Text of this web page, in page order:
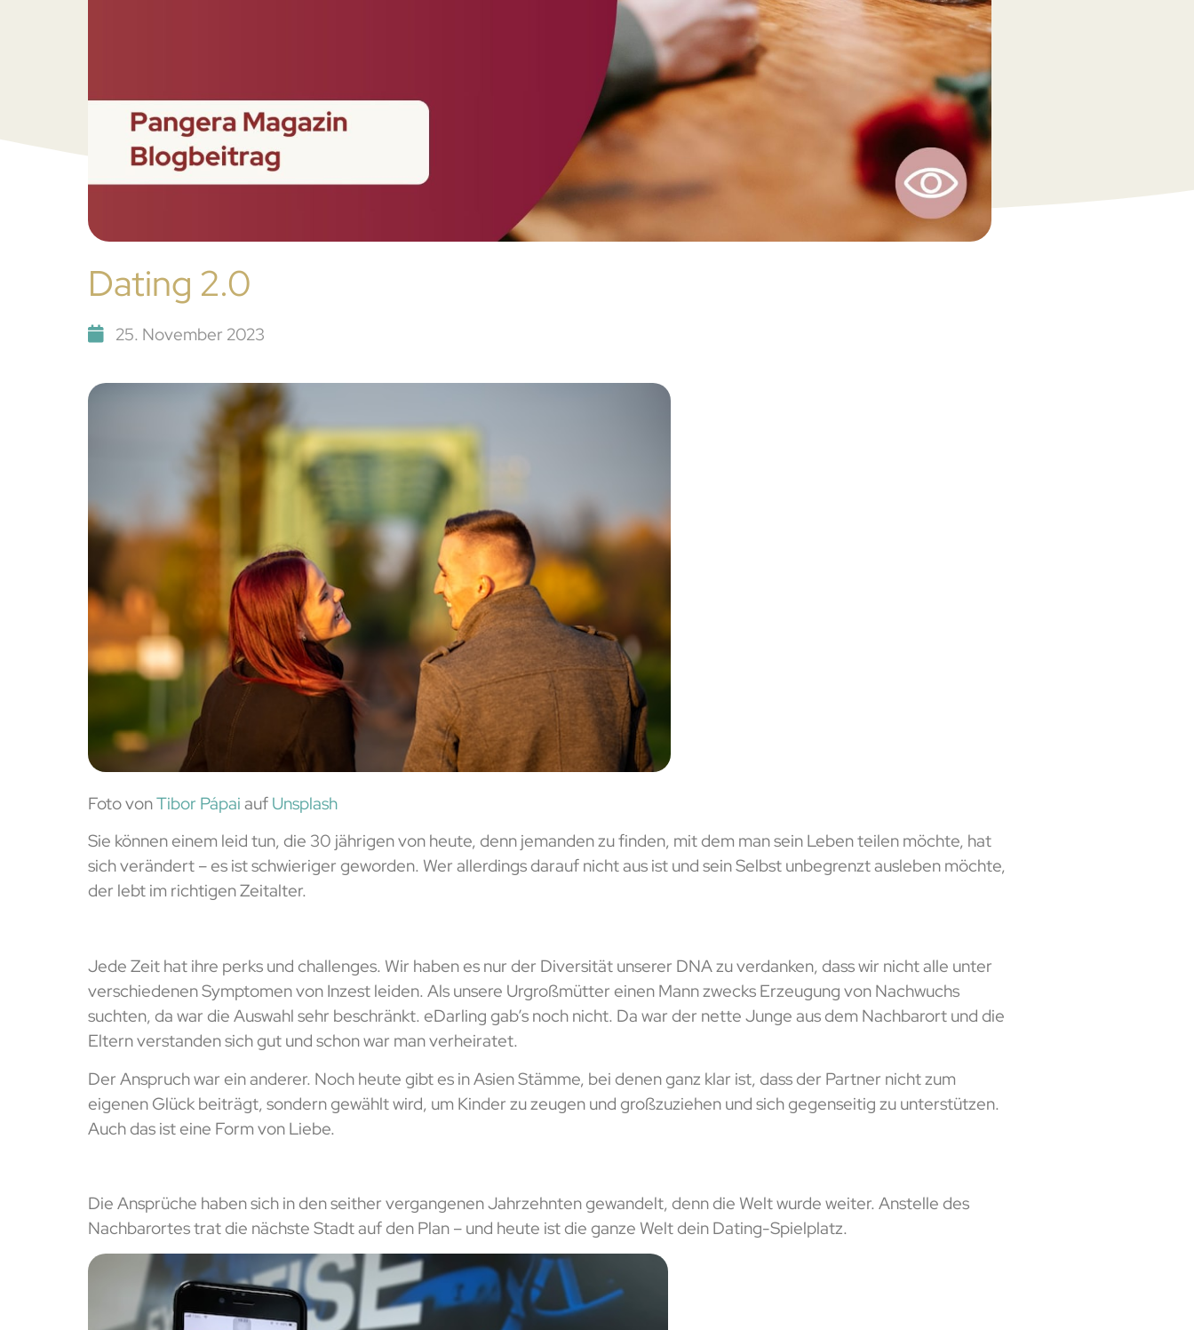
Dating 2.0
25. November 2023
Foto vonTibor PápaiaufUnsplash
Sie können einem leid tun, die 30 jährigen von heute, denn jemanden zu finden, mit dem man sein Leben teilen möchte, hat
sich verändert – es ist schwieriger geworden. Wer allerdings darauf nicht aus ist und sein Selbst unbegrenzt ausleben möchte,
der lebt im richtigen Zeitalter.
Jede Zeit hat ihre perks und challenges. Wir haben es nur der Diversität unserer DNA zu verdanken, dass wir nicht alle unter
verschiedenen Symptomen von Inzest leiden. Als unsere Urgroßmütter einen Mann zwecks Erzeugung von Nachwuchs
suchten, da war die Auswahl sehr beschränkt. eDarling gab’s noch nicht. Da war der nette Junge aus dem Nachbarort und die
Eltern verstanden sich gut und schon war man verheiratet.
Der Anspruch war ein anderer. Noch heute gibt es in Asien Stämme, bei denen ganz klar ist, dass der Partner nicht zum
eigenen Glück beiträgt, sondern gewählt wird, um Kinder zu zeugen und großzuziehen und sich gegenseitig zu unterstützen.
Auch das ist eine Form von Liebe.
Die Ansprüche haben sich in den seither vergangenen Jahrzehnten gewandelt, denn die Welt wurde weiter. Anstelle des
Nachbarortes trat die nächste Stadt auf den Plan – und heute ist die ganze Welt dein Dating-Spielplatz.